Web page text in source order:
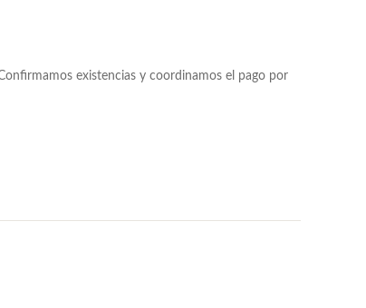
existencias y coordinamos el pago por